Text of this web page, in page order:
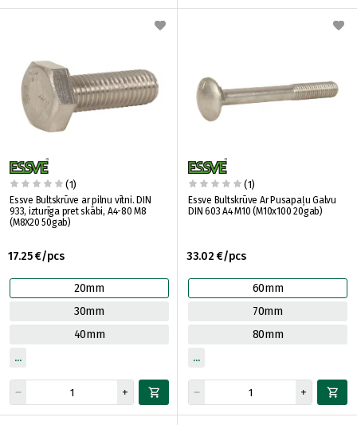
(1)
Essve Bultskrūve ar pilnu vītni. DIN
933, izturīga pret skābi, A4-80 M8
(M8X20 50gab)
17.25 €/pcs
20mm
30mm
40mm
(1)
Essve Bultskrūve Ar Pusapaļu Galvu
DIN 603 A4 M10 (M10x100 20gab)
33.02 €/pcs
60mm
70mm
80mm